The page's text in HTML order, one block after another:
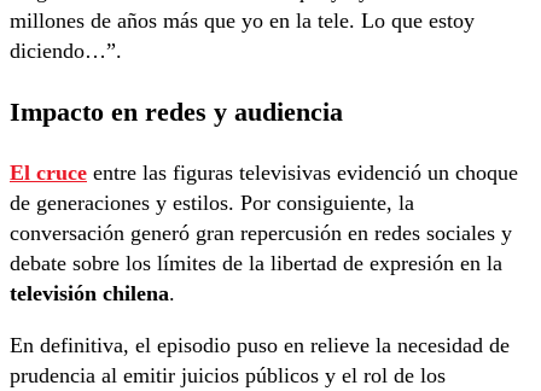
millones de años más que yo en la tele. Lo que estoy
diciendo…”.
Impacto en redes y audiencia
El cruce entre las figuras televisivas evidenció un choque
de generaciones y estilos. Por consiguiente, la
conversación generó gran repercusión en redes sociales y
debate sobre los límites de la libertad de expresión en la
televisión chilena.
En definitiva, el episodio puso en relieve la necesidad de
prudencia al emitir juicios públicos y el rol de los